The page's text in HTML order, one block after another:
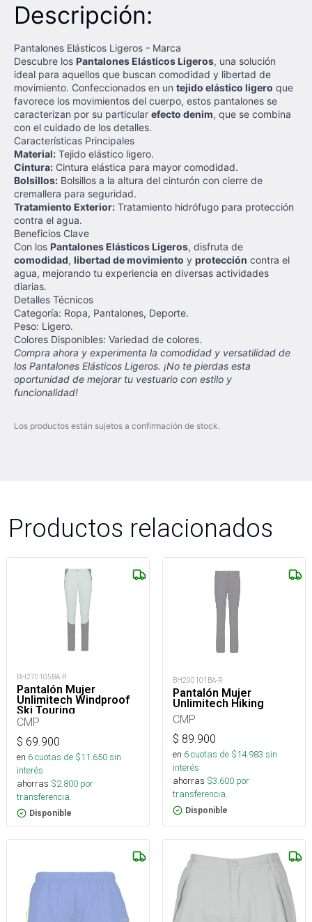
Descripción:
Pantalones Elásticos Ligeros - Marca
Descubre los Pantalones Elásticos Ligeros, una solución
ideal para aquellos que buscan comodidad y libertad de
movimiento. Confeccionados en un tejido elástico ligero que
favorece los movimientos del cuerpo, estos pantalones se
caracterizan por su particular efecto denim, que se combina
con el cuidado de los detalles.
Características Principales
Material: Tejido elástico ligero.
Cintura: Cintura elástica para mayor comodidad.
Bolsillos: Bolsillos a la altura del cinturón con cierre de
cremallera para seguridad.
Tratamiento Exterior: Tratamiento hidrófugo para protección
contra el agua.
Beneficios Clave
Con los Pantalones Elásticos Ligeros, disfruta de
comodidad, libertad de movimiento y protección contra el
agua, mejorando tu experiencia en diversas actividades
diarias.
Detalles Técnicos
Categoría: Ropa, Pantalones, Deporte.
Peso: Ligero.
Colores Disponibles: Variedad de colores.
Compra ahora y experimenta la comodidad y versatilidad de
los Pantalones Elásticos Ligeros. ¡No te pierdas esta
oportunidad de mejorar tu vestuario con estilo y
funcionalidad!
Los productos están sujetos a confirmación de stock.
Productos relacionados
BH270105BA-R
Pantalón Mujer
Unlimitech Windproof
Ski Touring
CMP
$ 69.900
en 6cuotas de $11.650sin
interés
ahorras $2.800 por
transferencia.
Disponible
BH290101BA-R
Pantalón Mujer
Unlimitech Hiking
CMP
$ 89.900
en 6cuotas de $14.983 sin
interés
ahorras $3.600 por
transferencia.
Disponible